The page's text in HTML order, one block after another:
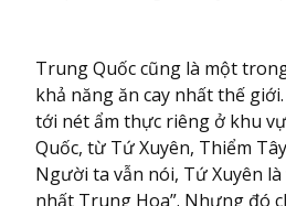
Trung Quốc cũng là một
khả năng ăn cay nhất thế
tới nét ẩm thực riêng ở khu
Quốc, từ Tứ Xuyên, Thiểm
Người ta vẫn nói, Tứ Xuyên là
nhất Trung Hoa”. Nhưng đó